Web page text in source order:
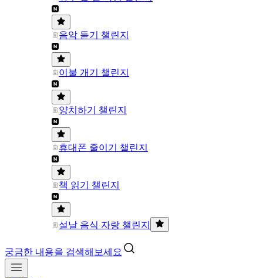
음악 듣기 챌린지
이불 개기 챌린지
양치하기 챌린지
휴대폰 줄이기 챌린지
책 읽기 챌린지
설날 음식 자랑 챌린지
궁금한 내용을 검색해보세요